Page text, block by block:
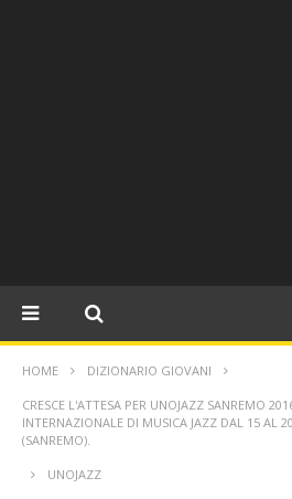
HOME DIZIONARIO GIOVANI
CRESCE L'ATTESA PER UNOJAZZ SANREMO
INTERNAZIONALE DI MUSICA JAZZ DAL 15 AL
(SANREMO).
UNOJAZZ